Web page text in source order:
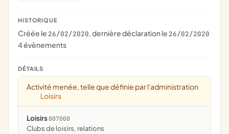
HISTORIQUE
Créée le 26/02/2020, dernière déclaration le 26/02/2020
4 évènements
DÉTAILS
Activité menée, telle que définie par l'administration
Loisirs
Loisirs 007000
clubs de loisirs, relations